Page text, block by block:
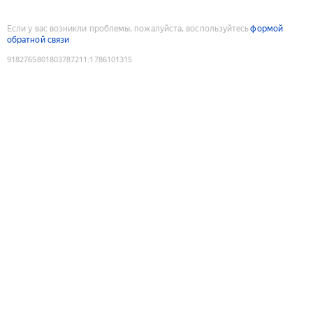
Если у вас возникли проблемы, пожалуйста, воспользуйтесьформой
обратной связи
9182765801803787211 :1786101315